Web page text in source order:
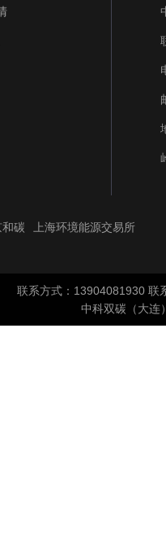
碳 上海环境能源交易所
联系方式：13904081930 联
中科双碳（大连